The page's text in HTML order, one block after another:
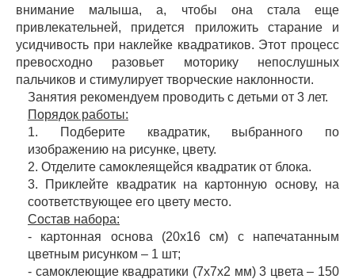
внимание малыша, а, чтобы она стала еще
привлекательней, придется приложить старание и
усидчивость при наклейке квадратиков. Этот процесс
превосходно разовьет моторику непослушных
пальчиков и стимулирует творческие наклонности.
Занятия рекомендуем проводить с детьми от 3 лет.
Порядок работы:
1. Подберите квадратик, выбранного по
изображению на рисунке, цвету.
2. Отделите самоклеящейся квадратик от блока.
3. Приклейте квадратик на картонную основу, на
соответствующее его цвету место.
Состав набора:
- картонная основа (20х16 см) с напечатанным
цветным рисунком – 1 шт;
- самоклеющие квадратики (7х7х2 мм) 3 цвета – 150